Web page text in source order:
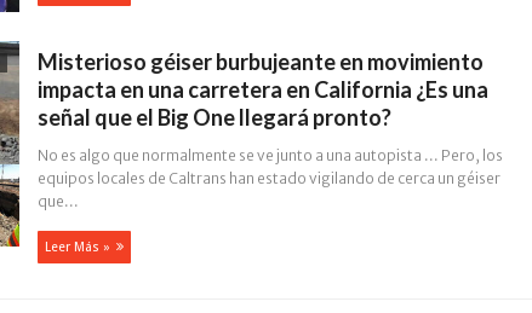
Misterioso géiser burbujeante en movimiento
impacta en una carretera en California ¿Es una
señal que el Big One llegará pronto?
No es algo que normalmente se ve junto a una autopista ... Pero, los
equipos locales de Caltrans han estado vigilando de cerca un géiser
que...
Leer Más »